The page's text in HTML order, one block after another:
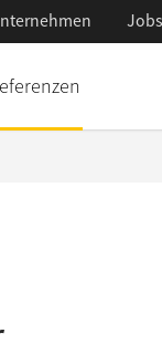
Jobs
Custom IT